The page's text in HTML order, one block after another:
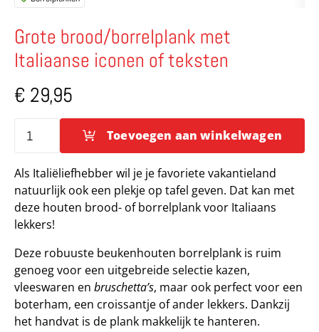
Grote brood/borrelplank met
Italiaanse iconen of teksten
€ 29,95
Als Italiëliefhebber wil je je favoriete vakantieland
natuurlijk ook een plekje op tafel geven. Dat kan met
deze houten brood- of borrelplank voor Italiaans
lekkers!
Deze robuuste beukenhouten borrelplank is ruim
genoeg voor een uitgebreide selectie kazen,
vleeswaren en bruschetta’s, maar ook perfect voor een
boterham, een croissantje of ander lekkers. Dankzij
het handvat is de plank makkelijk te hanteren.
met
Italiaanse
iconen
of
teksten
aantal
Toevoegen aan winkelwagen